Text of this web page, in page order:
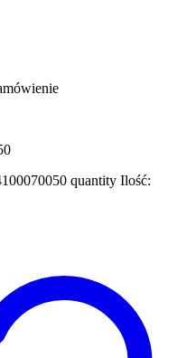
quantity Ilość: